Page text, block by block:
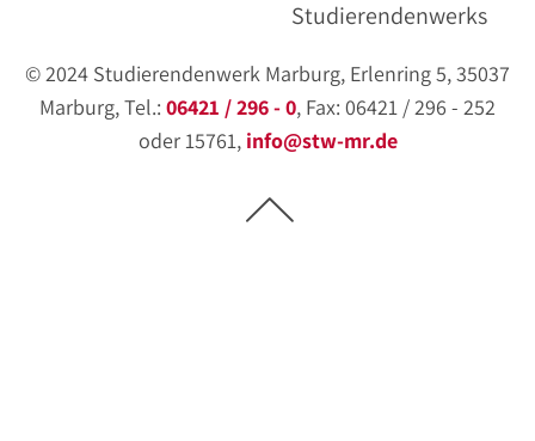
Studierendenwerks
© 2024 Studierendenwerk Marburg, Erlenring 5, 35037
Marburg, Tel.: 06421 / 296 - 0, Fax: 06421 / 296 - 252
oder 15761, info@stw-mr.de